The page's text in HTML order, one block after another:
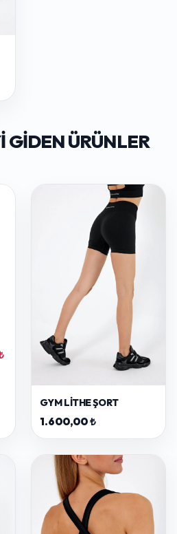
GIDEN ÜRÜNLER
GYM LITHE ŞORT
1.600,00 ₺